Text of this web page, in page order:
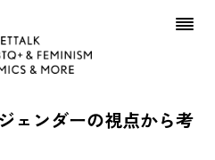
ェンダーの視点から考